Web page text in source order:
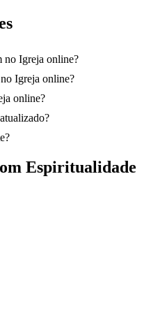
no Igreja online?
Igreja online?
online?
Espiritualidade